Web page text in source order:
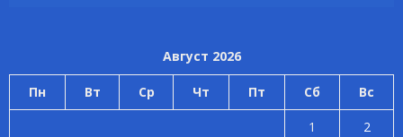
Август 2026
Пн Вт Ср Чт Пт Сб Вс
1
2